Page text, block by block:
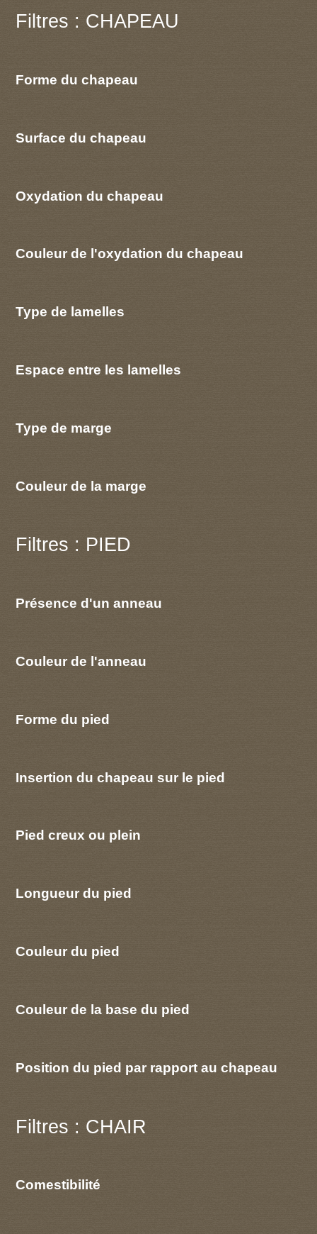
Filtres : CHAPEAU
Forme du chapeau
Surface du chapeau
Oxydation du chapeau
Couleur de l'oxydation du chapeau
Type de lamelles
Espace entre les lamelles
Type de marge
Couleur de la marge
Filtres : PIED
Présence d'un anneau
Couleur de l'anneau
Forme du pied
Insertion du chapeau sur le pied
Pied creux ou plein
Longueur du pied
Couleur du pied
Couleur de la base du pied
Position du pied par rapport au chapeau
Filtres : CHAIR
Comestibilité